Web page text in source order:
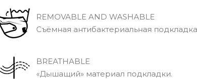
REMOVABLE AND WASHABLE
Съёмная антибактериальная
BREATHABLE
«Дышащий» материал подкладки.